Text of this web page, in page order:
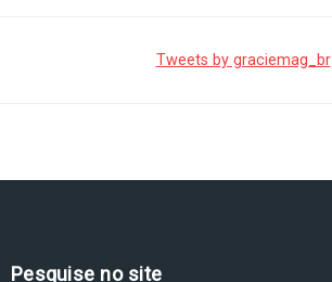
Tweets by graciemag_br
Pesquise no site